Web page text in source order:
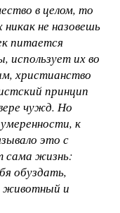
в целом, то
не назовешь
питается
их во
христианство
принцип
чужд. Но
к
это с
сама жизнь:
обуздать,
животный и